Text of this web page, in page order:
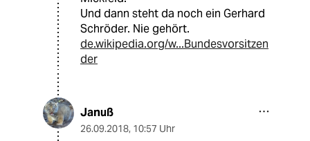
Und dann steht da noch ein Gerhard
Schröder. Nie gehört.
de.wikipedia.org/w...Bundesvorsitzen
der
Januß
26.09.2018, 10:57 Uhr